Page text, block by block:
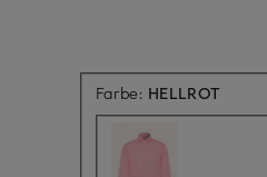
Farbe: HELLROT